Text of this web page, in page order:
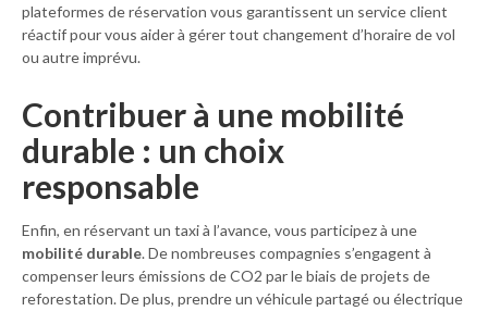
plateformes de réservation vous garantissent un service client
réactif pour vous aider à gérer tout changement d’horaire de vol
ou autre imprévu.
Contribuer à une mobilité
durable : un choix
responsable
Enfin, en réservant un taxi à l’avance, vous participez à une
mobilité durable. De nombreuses compagnies s’engagent à
compenser leurs émissions de CO2 par le biais de projets de
reforestation. De plus, prendre un véhicule partagé ou électrique